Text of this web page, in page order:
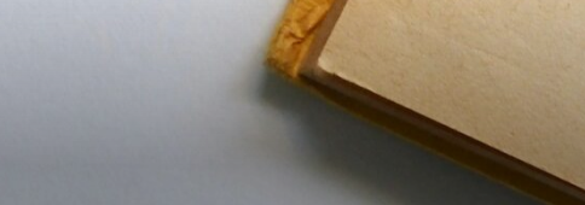
αγάπη για τα βιβλία και τη γνώση!